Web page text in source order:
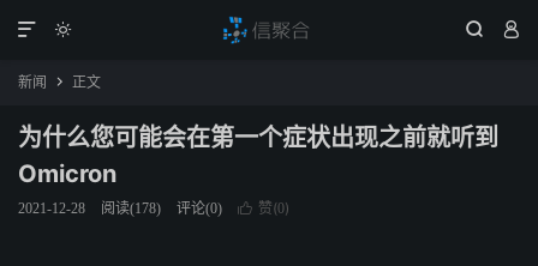
  

新闻  正文
为什么您可能会在第一个症状出现之前就听到
Omicron
2021-12-28 阅读(178) 评论(0)  赞(0)